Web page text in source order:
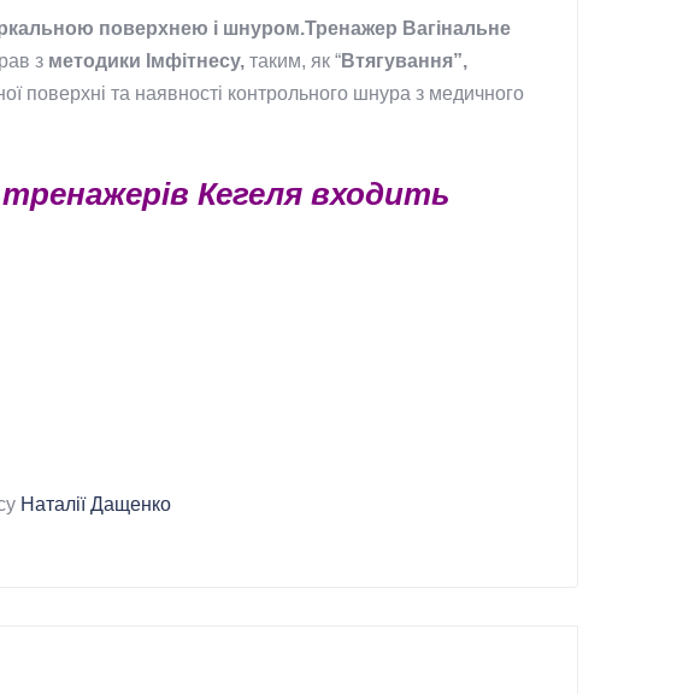
поверхнею і шнуром.Тренажер Вагінальне
з методики Імфітнесу, таким, як “Втягування”,
поверхні та наявності контрольного шнура з медичного
Кегеля входить
Наталії Дащенко